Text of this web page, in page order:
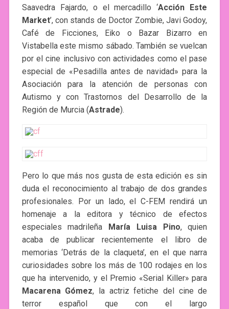
Saavedra Fajardo, o el mercadillo ‘Acción Este
Market’, con stands de Doctor Zombie, Javi Godoy,
Café de Ficciones, Eiko o Bazar Bizarro en
Vistabella este mismo sábado. También se vuelcan
por el cine inclusivo con actividades como el pase
especial de «Pesadilla antes de navidad» para la
Asociación para la atención de personas con
Autismo y con Trastornos del Desarrollo de la
Región de Murcia (Astrade).
Pero lo que más nos gusta de esta edición es sin
duda el reconocimiento al trabajo de dos grandes
profesionales. Por un lado, el C-FEM rendirá un
homenaje a la editora y técnico de efectos
especiales madrileña María Luisa Pino, quien
acaba de publicar recientemente el libro de
memorias ‘Detrás de la claqueta’, en el que narra
curiosidades sobre los más de 100 rodajes en los
que ha intervenido, y el Premio «Serial Killer» para
Macarena Gómez, la actriz fetiche del cine de
terror español que con el largo